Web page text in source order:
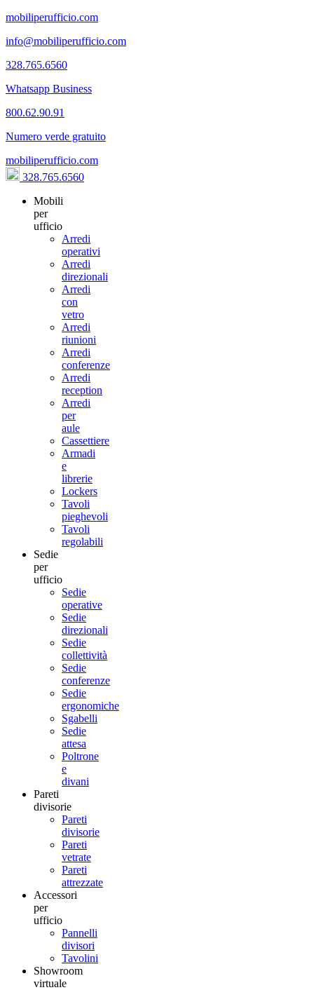
mobiliperufficio.com
info@mobiliperufficio.com
328.765.6560
Whatsapp Business
800.62.90.91
Numero verde gratuito
mobiliperufficio.com
328.765.6560
Mobili
per
ufficio
Arredi
operativi
Arredi
direzionali
Arredi
con
vetro
Arredi
riunioni
Arredi
conferenze
Arredi
reception
Arredi
per
aule
Cassettiere
Armadi
e
librerie
Lockers
Tavoli
pieghevoli
Tavoli
regolabili
Sedie
per
ufficio
Sedie
operative
Sedie
direzionali
Sedie
collettività
Sedie
conferenze
Sedie
ergonomiche
Sgabelli
Sedie
attesa
Poltrone
e
divani
Pareti
divisorie
Pareti
divisorie
Pareti
vetrate
Pareti
attrezzate
Accessori
per
ufficio
Pannelli
divisori
Tavolini
Showroom
virtuale